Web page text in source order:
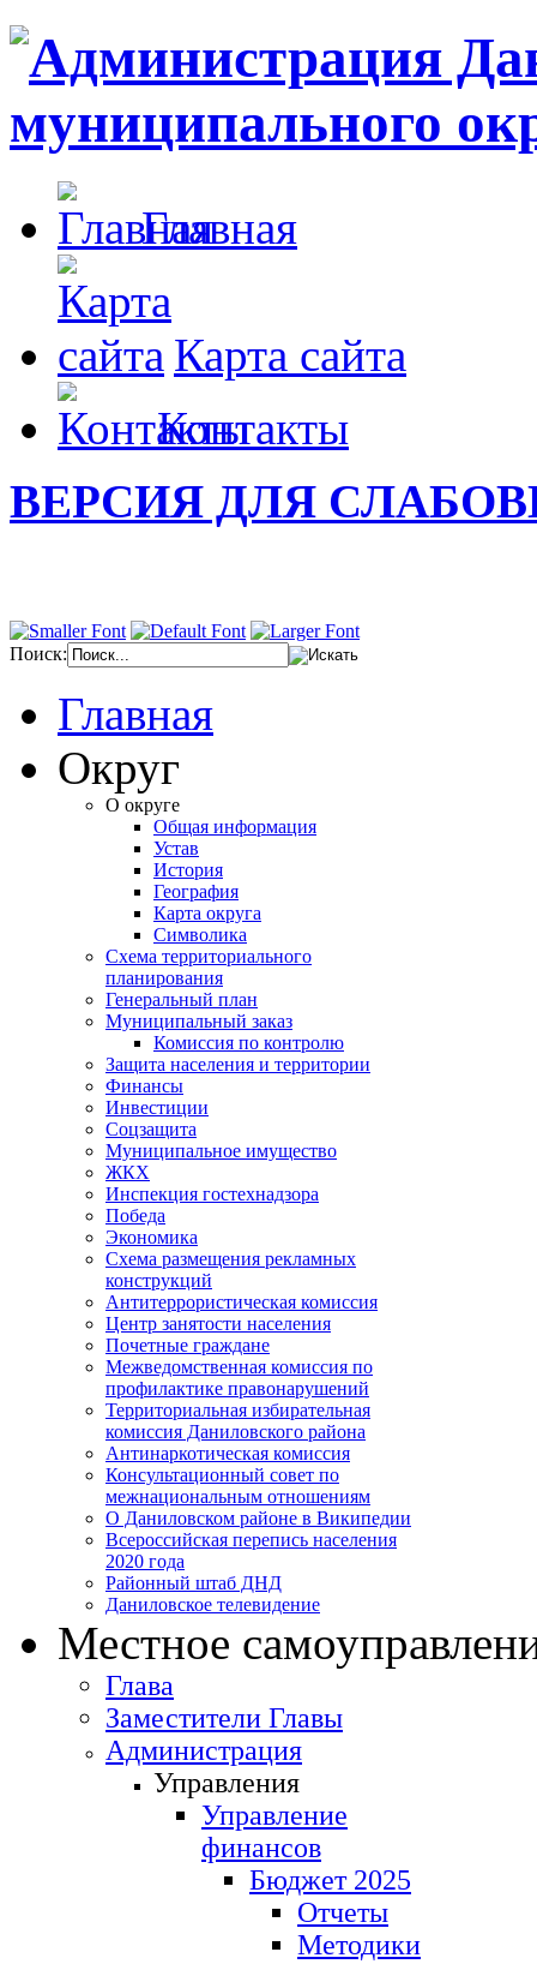
Главная
Карта сайта
Контакты
ВЕРСИЯ ДЛЯ
Поиск:
Главная
Округ
О округе
Общая информация
Устав
История
География
Карта округа
Символика
Схема территориального
планирования
Генеральный план
Муниципальный заказ
Комиссия по контролю
Защита населения и территории
Финансы
Инвестиции
Соцзащита
Муниципальное имущество
ЖКХ
Инспекция гостехнадзора
Победа
Экономика
Схема размещения рекламных
конструкций
Антитеррористическая комиссия
Центр занятости населения
Почетные граждане
Межведомственная комиссия по
профилактике правонарушений
Территориальная избирательная
комиссия Даниловского района
Антинаркотическая комиссия
Консультационный совет по
межнациональным отношениям
О Даниловском районе в Википедии
Всероссийская перепись населения
2020 года
Районный штаб ДНД
Даниловское телевидение
Местное
Глава
Заместители Главы
Администрация
Управления
Управление
финансов
Бюджет 2025
Отчеты
Методики